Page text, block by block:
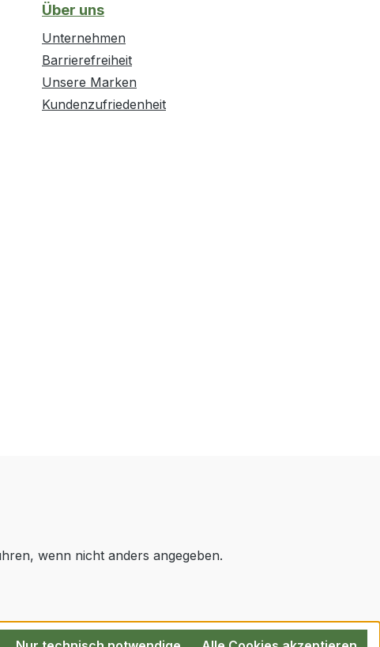
Über uns
Unternehmen
Barrierefreiheit
Unsere Marken
Kundenzufriedenheit
wenn nicht anders angegeben.